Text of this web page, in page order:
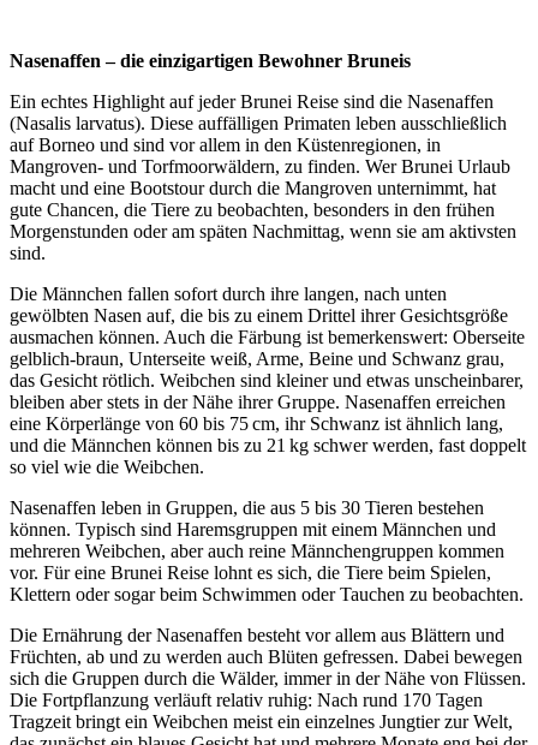
Nasenaffen – die einzigartigen Bewohner Bruneis
Ein echtes Highlight auf jeder Brunei Reise sind die Nasenaffen
(Nasalis larvatus). Diese auffälligen Primaten leben ausschließlich
auf Borneo und sind vor allem in den Küstenregionen, in
Mangroven- und Torfmoorwäldern, zu finden. Wer Brunei Urlaub
macht und eine Bootstour durch die Mangroven unternimmt, hat
gute Chancen, die Tiere zu beobachten, besonders in den frühen
Morgenstunden oder am späten Nachmittag, wenn sie am aktivsten
sind.
Die Männchen fallen sofort durch ihre langen, nach unten
gewölbten Nasen auf, die bis zu einem Drittel ihrer Gesichtsgröße
ausmachen können. Auch die Färbung ist bemerkenswert: Oberseite
gelblich-braun, Unterseite weiß, Arme, Beine und Schwanz grau,
das Gesicht rötlich. Weibchen sind kleiner und etwas unscheinbarer,
bleiben aber stets in der Nähe ihrer Gruppe. Nasenaffen erreichen
eine Körperlänge von 60 bis 75 cm, ihr Schwanz ist ähnlich lang,
und die Männchen können bis zu 21 kg schwer werden, fast doppelt
so viel wie die Weibchen.
Nasenaffen leben in Gruppen, die aus 5 bis 30 Tieren bestehen
können. Typisch sind Haremsgruppen mit einem Männchen und
mehreren Weibchen, aber auch reine Männchengruppen kommen
vor. Für eine Brunei Reise lohnt es sich, die Tiere beim Spielen,
Klettern oder sogar beim Schwimmen oder Tauchen zu beobachten.
Die Ernährung der Nasenaffen besteht vor allem aus Blättern und
Früchten, ab und zu werden auch Blüten gefressen. Dabei bewegen
sich die Gruppen durch die Wälder, immer in der Nähe von Flüssen.
Die Fortpflanzung verläuft relativ ruhig: Nach rund 170 Tagen
Tragzeit bringt ein Weibchen meist ein einzelnes Jungtier zur Welt,